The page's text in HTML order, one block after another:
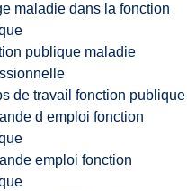
maladie dans la fonction
publique maladie
de travail fonction publique
d emploi fonction
emploi fonction